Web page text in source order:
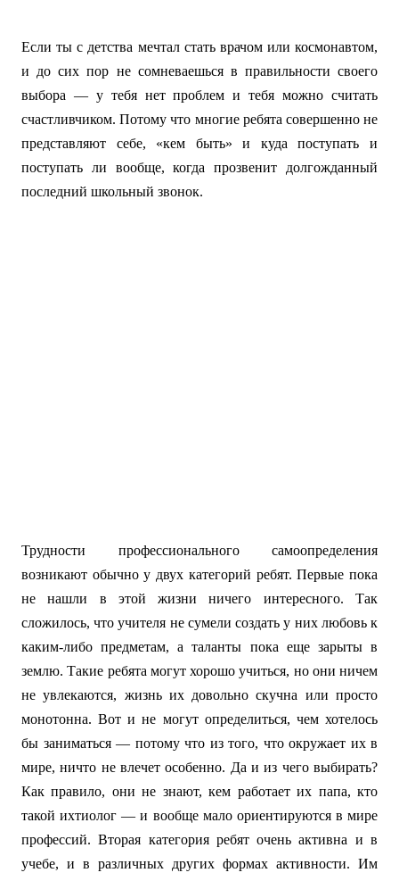
Если ты с детства мечтал стать врачом или космонавтом,
и до сих пор не сомневаешься в правильности своего
выбора — у тебя нет проблем и тебя можно считать
счастливчиком. Потому что многие ребята совершенно не
представляют себе, «кем быть» и куда поступать и
поступать ли вообще, когда прозвенит долгожданный
последний школьный звонок.
Трудности профессионального самоопределения
возникают обычно у двух категорий ребят. Первые пока
не нашли в этой жизни ничего интересного. Так
сложилось, что учителя не сумели создать у них любовь к
каким-либо предметам, а таланты пока еще зарыты в
землю. Такие ребята могут хорошо учиться, но они ничем
не увлекаются, жизнь их довольно скучна или просто
монотонна. Вот и не могут определиться, чем хотелось
бы заниматься — потому что из того, что окружает их в
мире, ничто не влечет особенно. Да и из чего выбирать?
Как правило, они не знают, кем работает их папа, кто
такой ихтиолог — и вообще мало ориентируются в мире
профессий. Вторая категория ребят очень активна и в
учебе, и в различных других формах активности. Им